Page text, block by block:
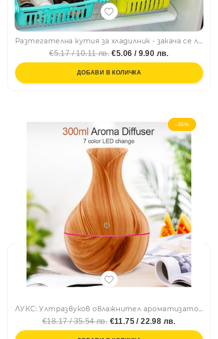
Разтегателна кутия за хладилник - закача се лесно и удобно, органайзер, 21 - 28.5 см дължина
€5.17 / 10.11 лв. €5.06 / 9.90 лв.
ДОБАВИ В КОЛИЧКА
-35%
ЛУКС: Ултразвуков овлажнител ароматизатор за въздух, 300 мл с LED светлина и USB зареждане
€18.17 / 35.54 лв.€11.75 / 22.98 лв.